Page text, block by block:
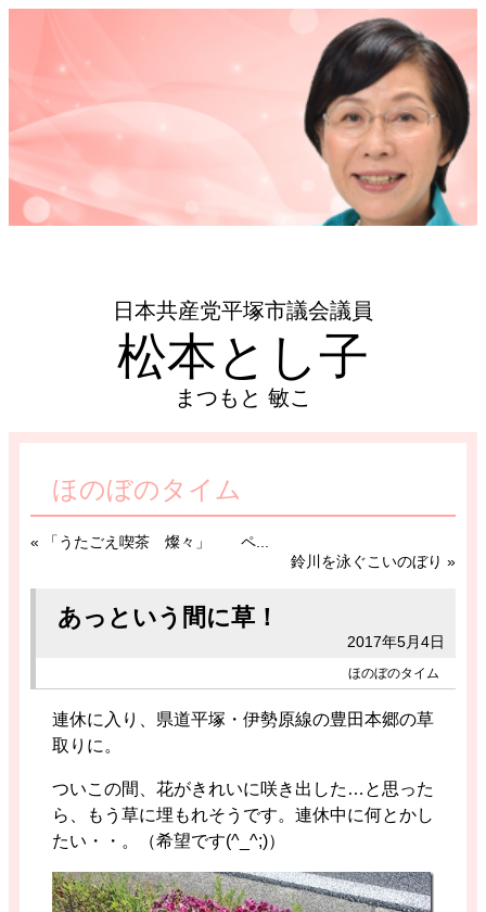
松本とし子
まつもと 敏こ
日本共産党平塚市議会議員
ほのぼのタイム
«
「うたごえ喫茶 燦々」 ペ...
鈴川を泳ぐこいのぼり »
あっという間に草！
2017年5月4日
ほのぼのタイム
連休に入り、県道平塚・伊勢原線の豊田本郷の草
取りに。
ついこの間、花がきれいに咲き出した…と思った
ら、もう草に埋もれそうです。連休中に何とかし
たい・・。（希望です(^_^;)）